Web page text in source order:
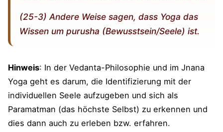
(25-3) Andere Weise sagen, dass Yoga das
Wissen um purusha (Bewusstsein/Seele) ist.
Hinweis: In der Vedanta-Philosophie und im Jnana
Yoga geht es darum, die Identifizierung mit der
individuellen Seele aufzugeben und sich als
Paramatman (das höchste Selbst) zu erkennen und
dies dann auch zu erleben bzw. erfahren.